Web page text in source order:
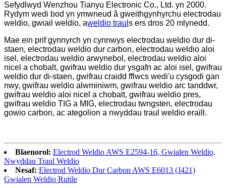
Sefydlwyd Wenzhou Tianyu Electronic Co., Ltd. yn 2000.
Rydym wedi bod yn ymwneud â gweithgynhyrchu electrodau
weldio, gwiail weldio, aweldio traul s ers dros 20 mlynedd.
Mae ein prif gynnyrch yn cynnwys electrodau weldio dur di-
staen, electrodau weldio dur carbon, electrodau weldio aloi
isel, electrodau weldio arwynebol, electrodau weldio aloi
nicel a chobalt, gwifrau weldio dur ysgafn ac aloi isel, gwifrau
weldio dur di-staen, gwifrau craidd fflwcs wedi'u cysgodi gan
nwy, gwifrau weldio alwminiwm, gwifrau weldio arc tanddwr,
gwifrau weldio aloi nicel a chobalt, gwifrau weldio pres,
gwifrau weldio TIG a MIG, electrodau twngsten, electrodau
gowio carbon, ac ategolion a nwyddau traul weldio eraill.
Blaenorol: Electrod Weldio AWS E2594-16, Gwialen Weldio,
Nwyddau Traul Weldio
Nesaf: Electrod Weldio Dur Carbon AWS E6013 (J421)
Gwialen Weldio Rutile